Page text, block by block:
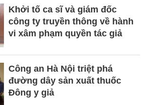
Khởi tố ca sĩ và giám đốc
công ty truyền thông về hành
vi xâm phạm quyền tác giả
Công an Hà Nội triệt phá
đường dây sản xuất thuốc
Đông y giả